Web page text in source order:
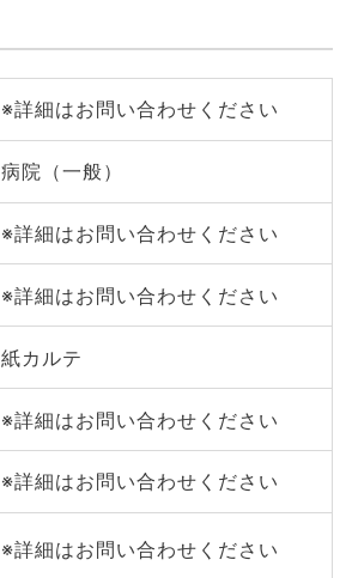
※詳細はお問い合わせください
病院（一般）
※詳細はお問い合わせください
※詳細はお問い合わせください
紙カルテ
※詳細はお問い合わせください
※詳細はお問い合わせください
※詳細はお問い合わせください